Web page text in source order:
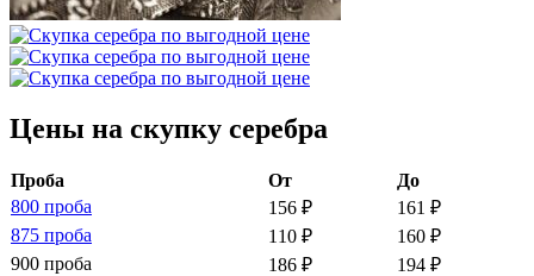
Цены на скупку серебра
Проба От
До
800 проба
156 ₽
161 ₽
875 проба
110 ₽
160 ₽
900 проба
186 ₽
194 ₽